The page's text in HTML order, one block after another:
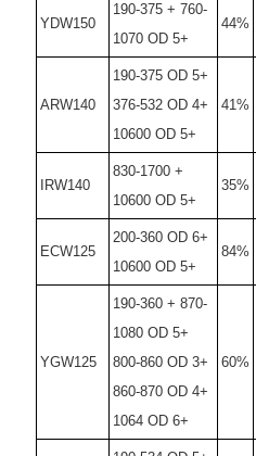
YDW150
190-375 + 760-
1070 OD 5+
44%
ARW140
190-375 OD 5+
376-532 OD 4+
10600 OD 5+
41%
IRW140
830-1700 +
10600 OD 5+
35%
ECW125
200-360 OD 6+
10600 OD 5+
84%
YGW125
190-360 + 870-
1080 OD 5+
800-860 OD 3+
860-870 OD 4+
1064 OD 6+
60%